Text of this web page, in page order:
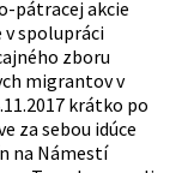
pátracej akcie
spolupráci
zboru
migrantov v
krátko po
za sebou idúce
na Námestí